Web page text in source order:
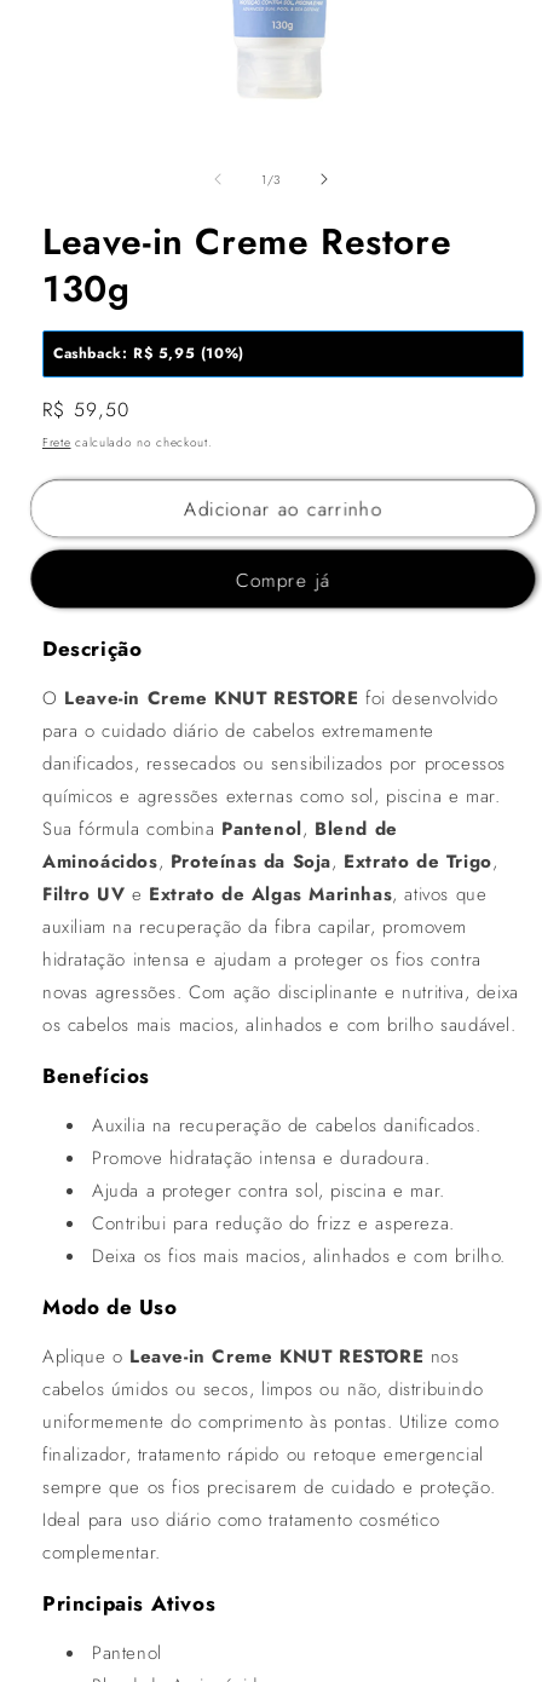
modal
1 /de
3
Leave-in Creme Restore
130g
Cashback: R$ 5,95 (10%)
Preço
normal
R$ 59,50
Frete calculado no checkout.
Adicionar ao carrinho
Compre já
Descrição
O Leave-in Creme KNUT RESTORE foi desenvolvido
para o cuidado diário de cabelos extremamente
danificados, ressecados ou sensibilizados por processos
químicos e agressões externas como sol, piscina e mar.
Sua fórmula combina Pantenol, Blend de
Aminoácidos, Proteínas da Soja, Extrato de Trigo,
Filtro UV e Extrato de Algas Marinhas, ativos que
auxiliam na recuperação da fibra capilar, promovem
hidratação intensa e ajudam a proteger os fios contra
novas agressões. Com ação disciplinante e nutritiva, deixa
os cabelos mais macios, alinhados e com brilho saudável.
Benefícios
Auxilia na recuperação de cabelos danificados.
Promove hidratação intensa e duradoura.
Ajuda a proteger contra sol, piscina e mar.
Contribui para redução do frizz e aspereza.
Deixa os fios mais macios, alinhados e com brilho.
Modo de Uso
Aplique o Leave-in Creme KNUT RESTORE nos
cabelos úmidos ou secos, limpos ou não, distribuindo
uniformemente do comprimento às pontas. Utilize como
finalizador, tratamento rápido ou retoque emergencial
sempre que os fios precisarem de cuidado e proteção.
Ideal para uso diário como tratamento cosmético
complementar.
Principais Ativos
Pantenol